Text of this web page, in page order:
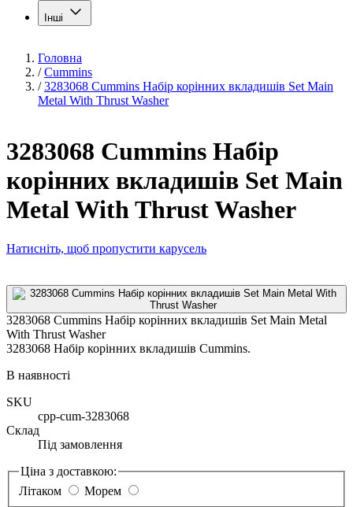
Інші
Головна
/ Cummins
/ 3283068 Cummins Набір корінних вкладишів Set Main
Metal With Thrust Washer
3283068 Cummins Набір
корінних вкладишів Set Main
Metal With Thrust Washer
Натисніть, щоб пропустити карусель
3283068 Cummins Набір корінних вкладишів Set Main Metal
With Thrust Washer
3283068 Набір корінних вкладишів Cummins.
В наявності
SKU
cpp-cum-3283068
Склад
Під замовлення
Ціна з доставкою:
Літаком
Морем